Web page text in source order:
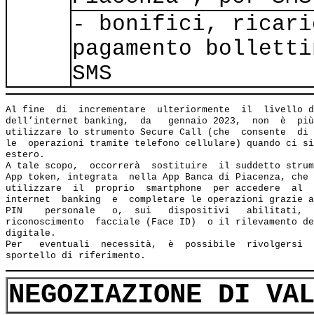
- bonifici,
pagamento
SMS
Al fine  di  incrementare  ulteriormente  il  livello
dell’internet banking,  da   gennaio 2023,  non  è
utilizzare lo strumento Secure Call (che  consente  di
le  operazioni tramite telefono cellulare) quando ci
estero.
A tale scopo,  occorrerà  sostituire  il suddetto
App token, integrata  nella App Banca di Piacenza, che
utilizzare  il  proprio  smartphone  per accedere
internet  banking  e  completare le operazioni grazie
PIN    personale   o,  sui   dispositivi   abilitati,
riconoscimento  facciale (Face ID)  o il rilevamento
digitale.
Per   eventuali  necessità,  è  possibile  rivolgersi
NEGOZIAZIONE DI